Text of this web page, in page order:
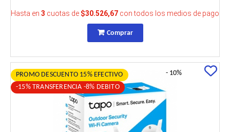
Hasta en 3 cuotas de $30.526,67 con todos los medios de pago
Comprar
PROMO DESCUENTO 15% EFECTIVO
-15% TRANSFERENCIA -8% DEBITO
- 10%